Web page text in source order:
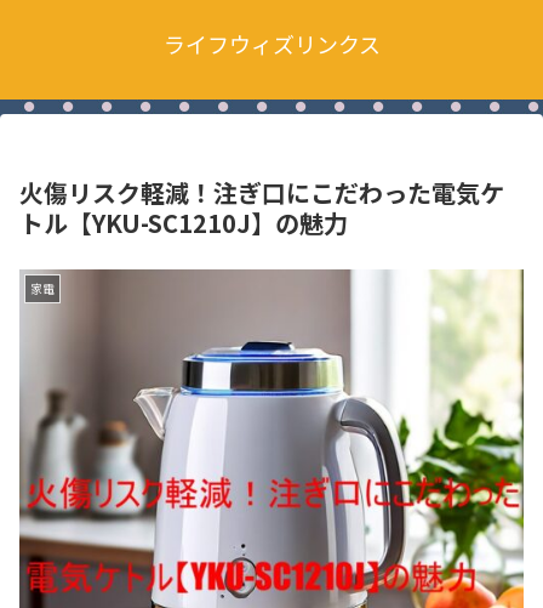
ライフウィズリンクス
火傷リスク軽減！注ぎ口にこだわった電気ケ
トル【YKU-SC1210J】の魅力
家電